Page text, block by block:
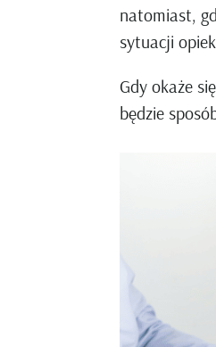
natomiast,
sytuacji
Gdy okaże
będzie